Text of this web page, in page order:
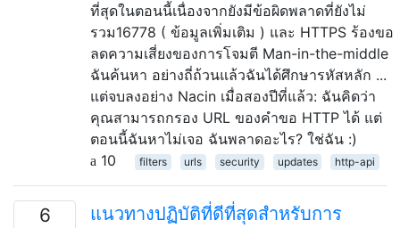
ที่สุดในตอนนี้เนื่องจากยังมีข้อผิดพลาดที่ยังไม่
รวม16778 ( ข้อมูลเพิ่มเติม ) และ HTTPS ร้องขอ
ลดความเสี่ยงของการโจมตี Man-in-the-middle
ฉันค้นหา อย่างถี่ถ้วนแล้วฉันได้ศึกษารหัสหลัก ...
แต่จบลงอย่าง Nacin เมื่อสองปีที่แล้ว: ฉันคิดว่า
คุณสามารถกรอง URL ของคำขอ HTTP ได้ แต่
ตอนนี้ฉันหาไม่เจอ ฉันพลาดอะไร? ใช่ฉัน :)
10
filters urls security updates http-api
6
แนวทางปฏิบัติที่ดีที่สุดสำหรับการ